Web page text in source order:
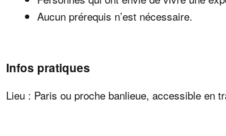
Aucun prérequis n’est nécessaire.
Infos pratiques
Lieu : Paris ou proche banlieue, accessible en